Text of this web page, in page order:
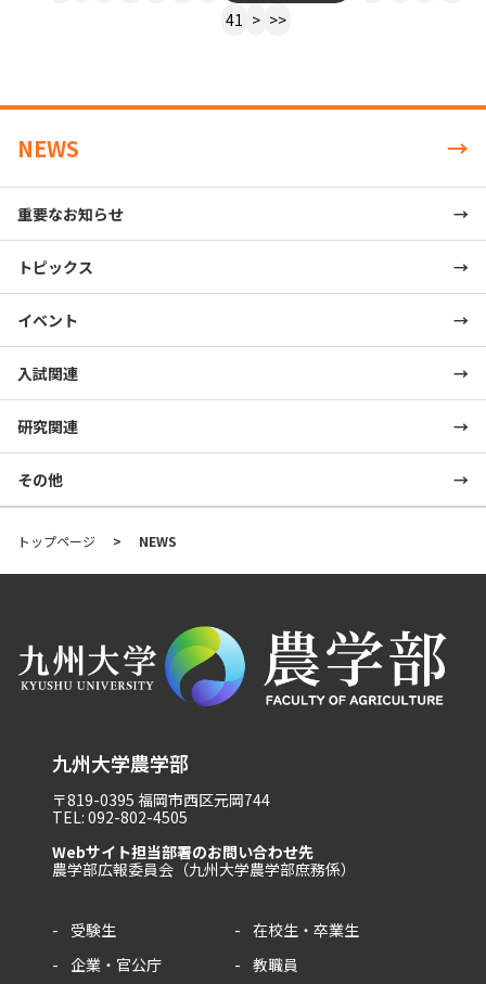
NEWS
重要なお知らせ
トピックス
イベント
入試関連
研究関連
その他
41 > >>
トップページ NEWS
九州大学農学部
〒819-0395 福岡市西区元岡744
TEL: 092-802-4505
Webサイト担当部署のお問い合わせ先
農学部広報委員会（九州大学農学部庶務係）
受験生
在校生・卒業生
企業・官公庁
教職員